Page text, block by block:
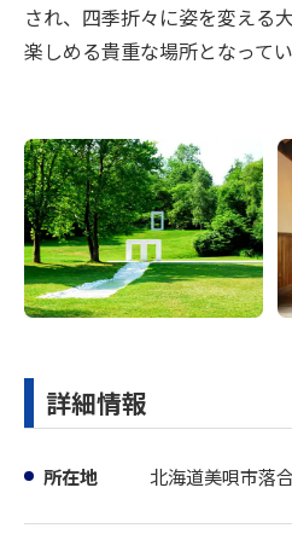
され、四季折々に姿を変える
楽しめる貴重な場所となってい
詳細情報
所在地 北海道美唄市落